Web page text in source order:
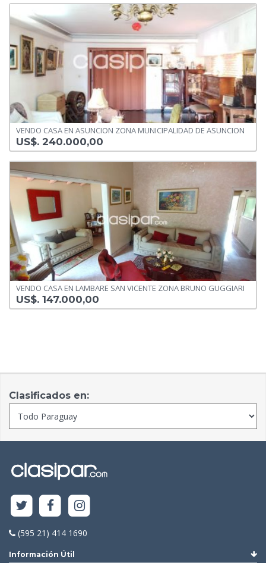
VENDO CASA EN ASUNCION ZONA MUNICIPALIDAD DE ASUNCION
US$. 240.000,00
VENDO CASA EN LAMBARE SAN VICENTE ZONA BRUNO GUGGIARI
US$. 147.000,00
Clasificados en:
(595 21) 414 1690
Información Útil